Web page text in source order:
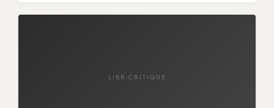
LIBR-CRITIQUE